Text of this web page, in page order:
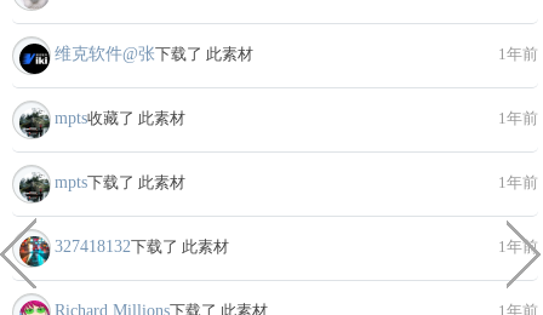
维克软件@张下载了 此素材 1年前
mpts收藏了 此素材 1年前
mpts下载了 此素材 1年前
327418132下载了 此素材 1年前
Richard Millions下载了 此素材 1年前